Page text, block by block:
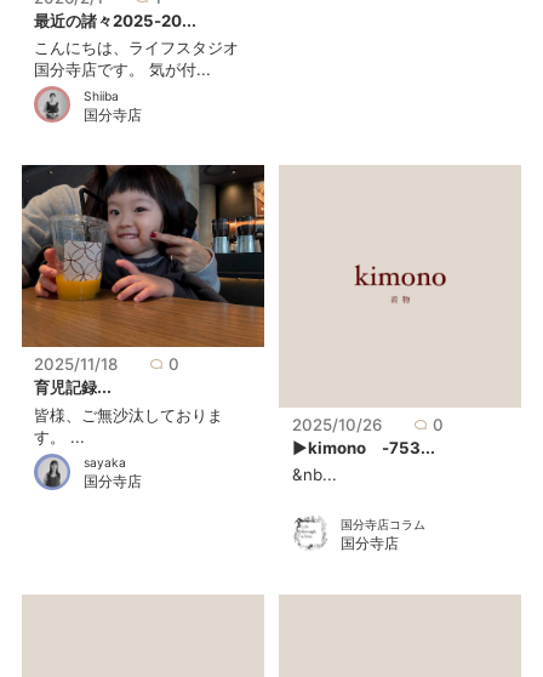
最近の諸々2025-20...
こんにちは、ライフスタジオ
国分寺店です。 気が付...
Shiiba
国分寺店
2025/11/18
0
育児記録...
皆様、ご無沙汰しておりま
す。 ...
sayaka
国分寺店
2025/10/26
0
▶kimono -753...
&nb...
国分寺店コラム
国分寺店